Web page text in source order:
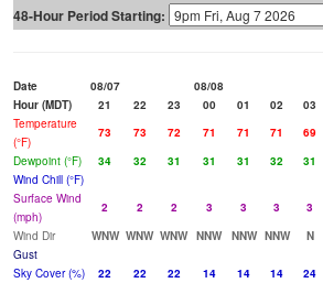
48-Hour Period Starting:
Date 08/07
08/08
Hour (MDT)
21 22 23 00 01 02 03
Temperature
(°F)
73 73 72 71 71 71 69
Dewpoint (°F)
34 32 31 31 31 32 31
Wind Chill (°F)
Surface Wind
(mph)
2 2 2 3 3 3 3
Wind Dir
WNW WNW WNW NNW NNW NNW N
Gust
Sky Cover (%)
22 22 22 14 14 14 24